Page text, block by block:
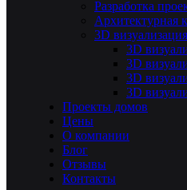
Разработка
Архитектурная
3D визуализация
3D
3D
3D
3D
Проекты домов
Цены
О компании
Блог
Отзывы
Контакты